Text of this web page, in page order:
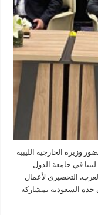
لأول مرة منذ ١٢ عاما بحضور وزيرة الخارجية الليبية
في جامعة الدول
التحضيري لأعمال
جدة السعودية بمشاركة